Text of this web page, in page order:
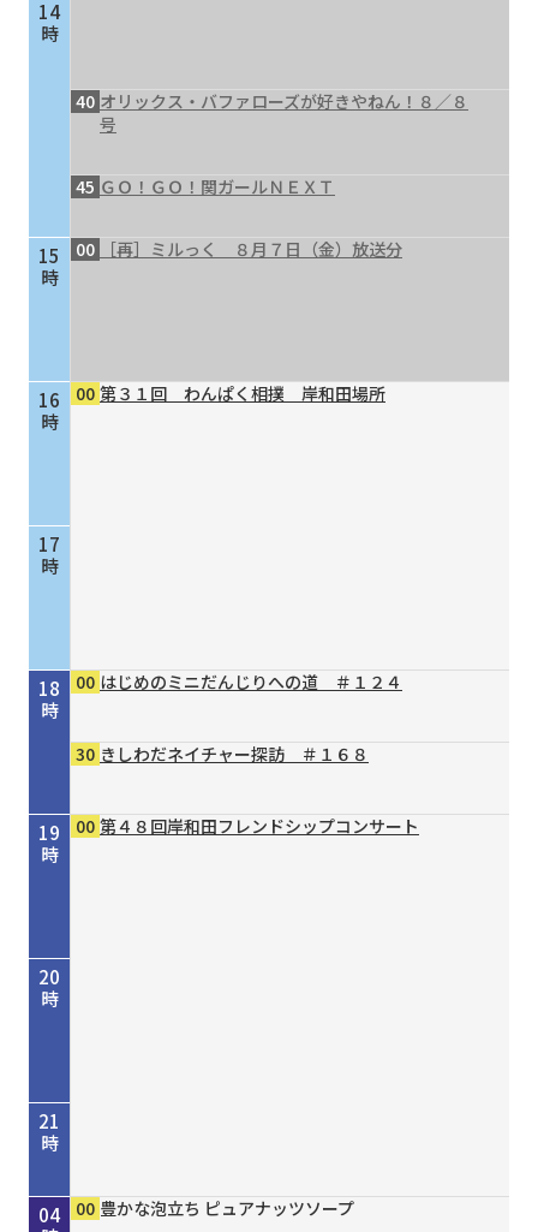
14
時
15
時
16
時
17
時
18
時
19
時
20
時
21
時
22
23
00
01
02
03
04
40 オリックス・バファローズが好きやねん！８／８
号
45 ＧＯ！ＧＯ！関ガールＮＥＸＴ
00 ［再］ミルっく ８月７日（金）放送分
00 第３１回 わんぱく相撲 岸和田場所
00 はじめのミニだんじりへの道 ＃１２４
30 きしわだネイチャー探訪 ＃１６８
00 第４８回岸和田フレンドシップコンサート
45 歴史街道 ＃４４８ 丹波と京を結んだ“川の街
00 考えよう「平和」２０２６ “最後の１人を殺すま
50 しまねＦｕｔｕｒｅ２０３０
00 ［再］ミルっく ８月７日（金）放送分
00 ホトケ女史のぶらりまいり 「郡山八幡神社」編
15 歴史街道 ＃４４８ 丹波と京を結んだ“川の街
30 Ｄａｙ Ｔｒｉｐｐｅｒ ＃７９
45 ＧＯ！ＧＯ！関ガールＮＥＸＴ
00 MAHARA MODERN エスニックファッション
00 豊かな泡立ち ピュアナッツソープ
00 豊かな泡立ち ピュアナッツソープ
00 豊かな泡立ち ピュアナッツソープ